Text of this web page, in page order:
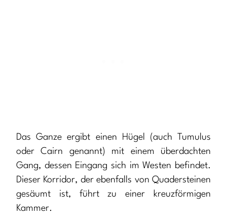
Das Ganze ergibt einen Hügel (auch Tumulus
oder Cairn genannt) mit einem überdachten
Gang, dessen Eingang sich im Westen befindet.
Dieser Korridor, der ebenfalls von Quadersteinen
gesäumt ist, führt zu einer kreuzförmigen
Kammer.